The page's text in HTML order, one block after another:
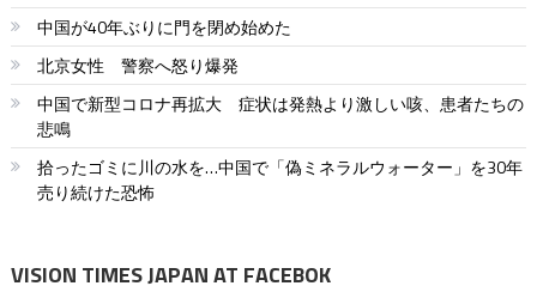
中国が40年ぶりに門を閉め始めた
北京女性 警察へ怒り爆発
中国で新型コロナ再拡大 症状は発熱より激しい咳、患者たちの
悲鳴
拾ったゴミに川の水を…中国で「偽ミネラルウォーター」を30年
売り続けた恐怖
VISION TIMES JAPAN AT FACEBOK